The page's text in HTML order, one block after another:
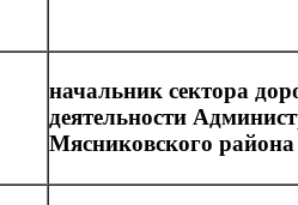
начальник сектора
деятельности
Мясниковского района